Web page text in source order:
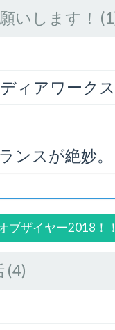
いします！
ィアワークス
ンスが絶妙。
ブザイヤー2018！
(4)